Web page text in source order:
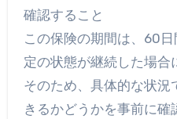
確認すること
この保険の期間は、60
定の状態が継続した場合
そのため、具体的な状
きるかどうかを事前に